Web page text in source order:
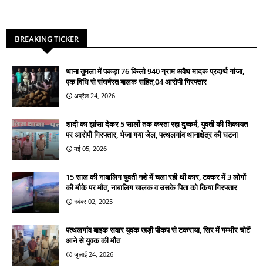
BREAKING TICKER
थाना तुमला में पकड़ा 76 किलो 940 ग्राम अवैध मादक प्रदार्थ गांजा,
एक विधि से संघर्षरत बालक सहित,04 आरोपी गिरफ्तार
अप्रैल 24, 2026
शादी का झांसा देकर 5 सालों तक करता रहा दुष्कर्म, युवती की शिकायत
पर आरोपी गिरफ्तार, भेजा गया जेल, पत्थलगांव थानाक्षेत्र की घटना
मई 05, 2026
15 साल की नाबालिग युवती नशे में चला रही थी कार, टक्कर में 3 लोगों
की मौके पर मौत, नाबालिग चालक व उसके पिता को किया गिरफ्तार
नवंबर 02, 2025
पत्थलगांव बाइक सवार युवक खड़ी पीकप से टकराया, सिर में गम्भीर चोटें
आने से युवक की मौत
जुलाई 24, 2026